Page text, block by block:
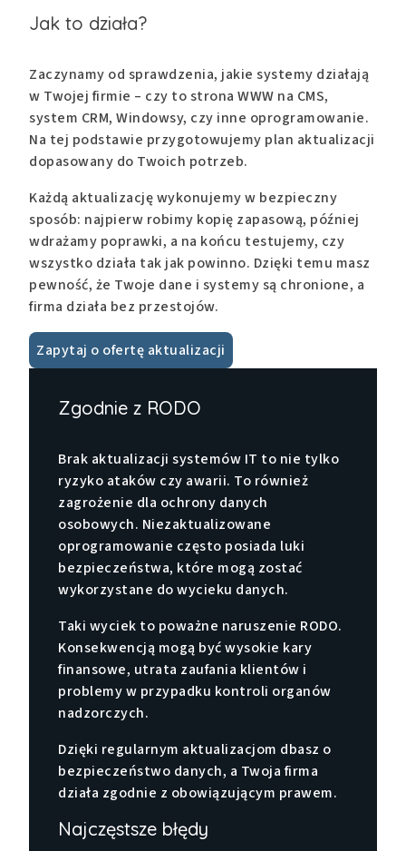
Jak to działa?
Zaczynamy od sprawdzenia, jakie systemy działają
w Twojej firmie – czy to strona WWW na CMS,
system CRM, Windowsy, czy inne oprogramowanie.
Na tej podstawie przygotowujemy plan aktualizacji
dopasowany do Twoich potrzeb.
Każdą aktualizację wykonujemy w bezpieczny
sposób: najpierw robimy kopię zapasową, później
wdrażamy poprawki, a na końcu testujemy, czy
wszystko działa tak jak powinno. Dzięki temu masz
pewność, że Twoje dane i systemy są chronione, a
firma działa bez przestojów.
Zapytaj o ofertę aktualizacji
Zgodnie z RODO
Brak aktualizacji systemów IT to nie tylko
ryzyko ataków czy awarii. To również
zagrożenie dla ochrony danych
osobowych. Niezaktualizowane
oprogramowanie często posiada luki
bezpieczeństwa, które mogą zostać
wykorzystane do wycieku danych.
Taki wyciek to poważne naruszenie RODO.
Konsekwencją mogą być wysokie kary
finansowe, utrata zaufania klientów i
problemy w przypadku kontroli organów
nadzorczych.
Dzięki regularnym aktualizacjom dbasz o
bezpieczeństwo danych, a Twoja firma
działa zgodnie z obowiązującym prawem.
Najczęstsze błędy